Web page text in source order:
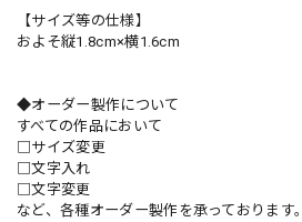
【サイズ等の仕様】
およそ縦1.8cm×横1.6cm
◆オーダー製作について
すべての作品において
□サイズ変更
□文字入れ
□文字変更
など、各種オーダー製作を承っております。